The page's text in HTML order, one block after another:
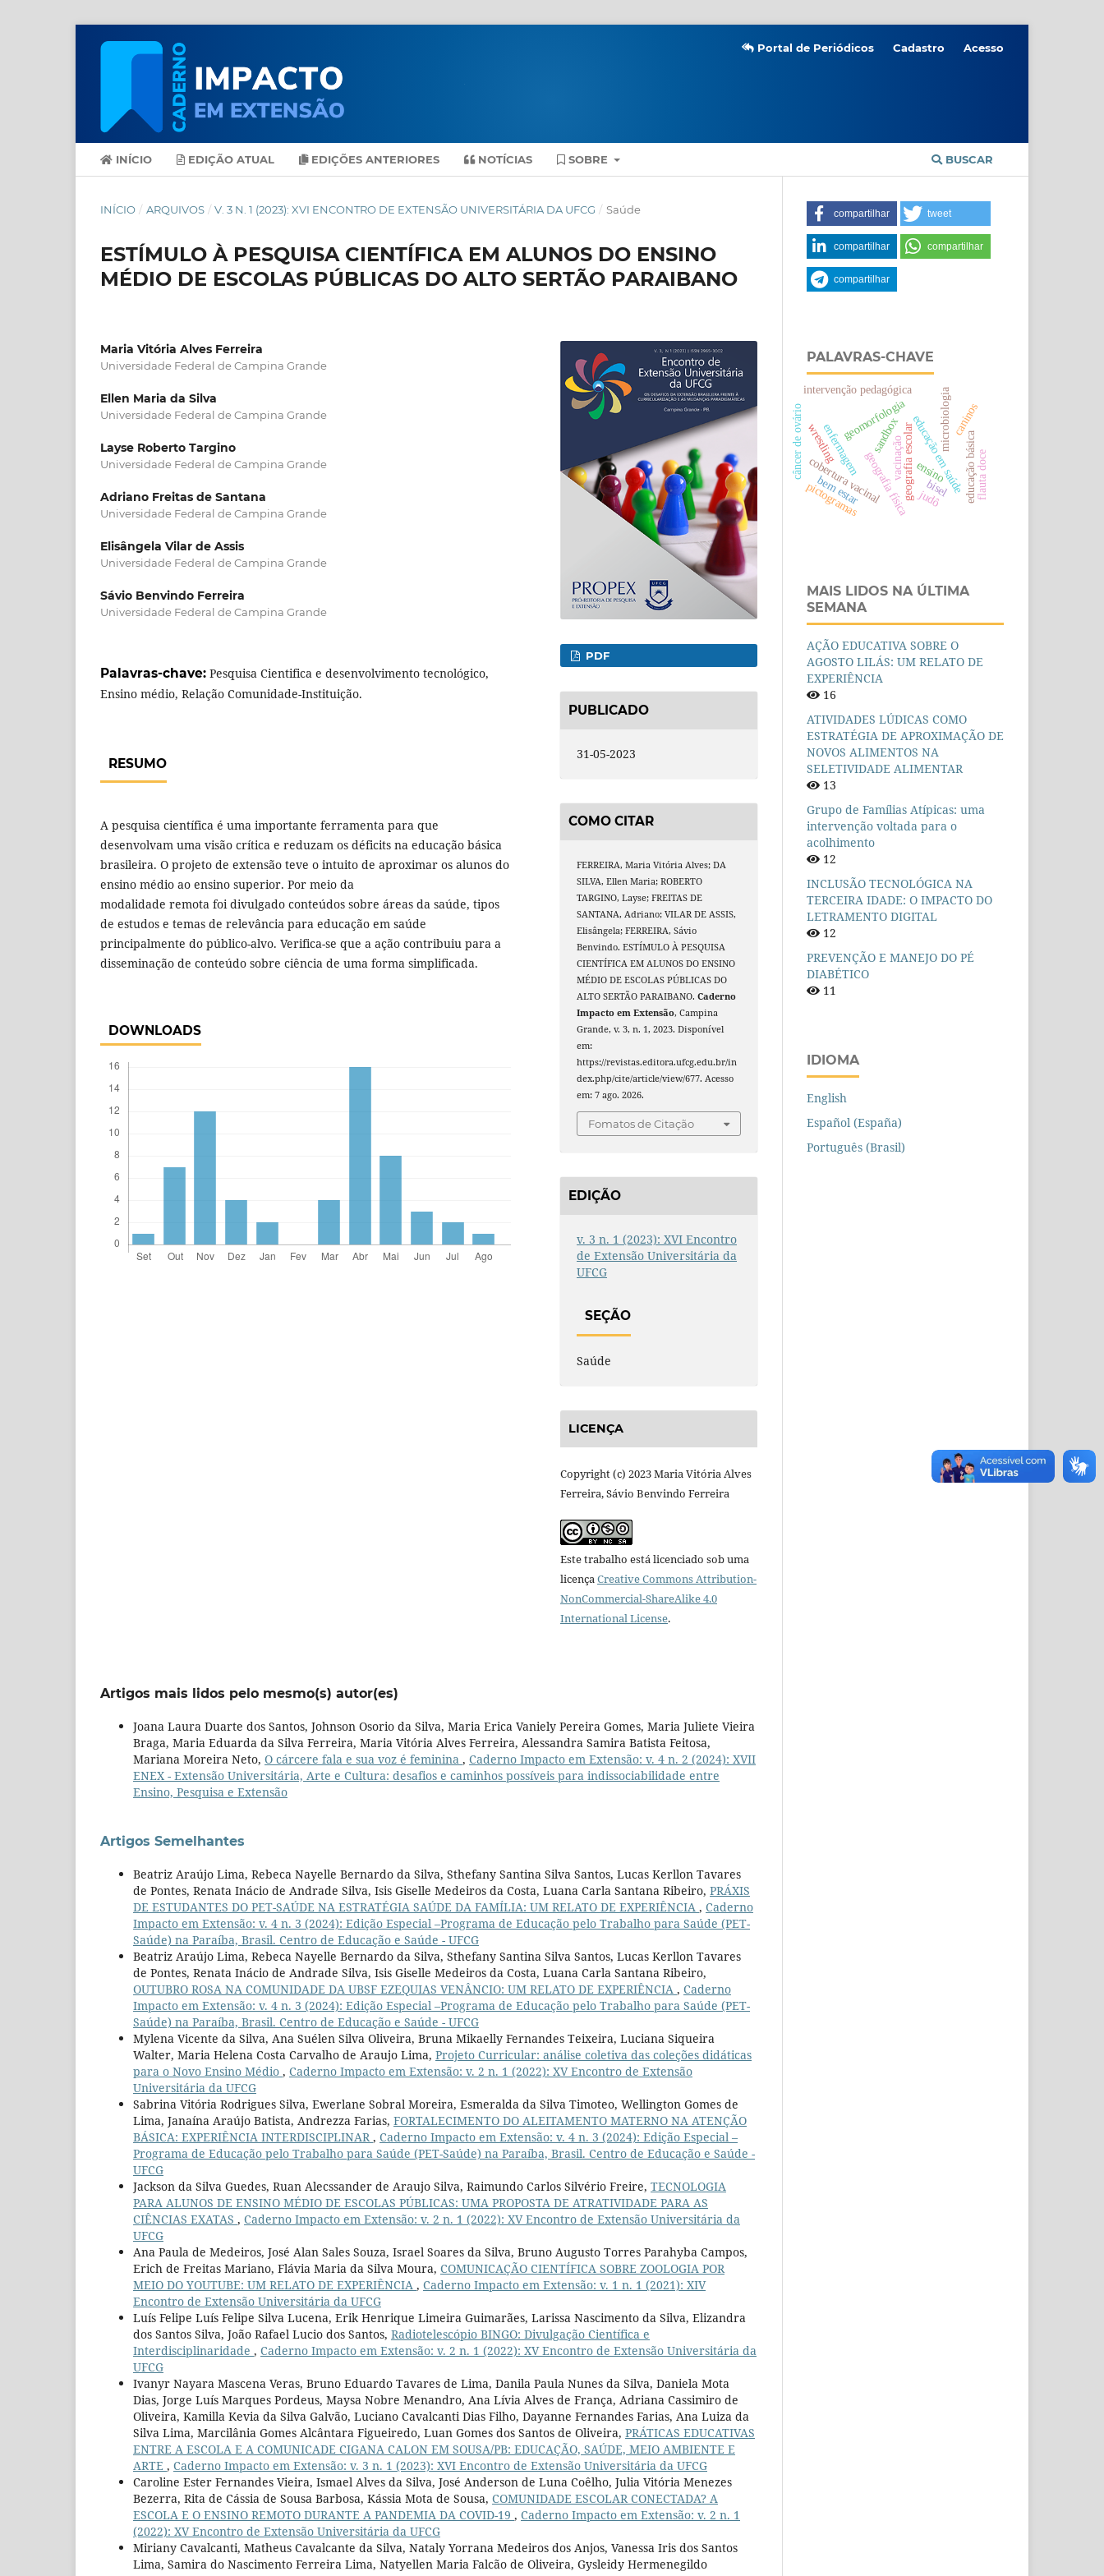
INÍCIO EDIÇÃO ATUAL EDIÇÕES ANTERIORES NOTÍCIAS SOBRE BUSCAR
Portal de Periódicos Cadastro Acesso
INÍCIO / ARQUIVOS / V. 3 N. 1 (2023): XVI ENCONTRO DE EXTENSÃO UNIVERSITÁRIA DA UFCG / Saúde
ESTÍMULO À PESQUISA CIENTÍFICA EM ALUNOS DO ENSINO
MÉDIO DE ESCOLAS PÚBLICAS DO ALTO SERTÃO PARAIBANO
Maria Vitória Alves Ferreira
Universidade Federal de Campina Grande
Ellen Maria da Silva
Universidade Federal de Campina Grande
Layse Roberto Targino
Universidade Federal de Campina Grande
Adriano Freitas de Santana
Universidade Federal de Campina Grande
Elisângela Vilar de Assis
Universidade Federal de Campina Grande
Sávio Benvindo Ferreira
Universidade Federal de Campina Grande
Palavras-chave: Pesquisa Cientifica e desenvolvimento tecnológico,
Ensino médio, Relação Comunidade-Instituição.
RESUMO
A pesquisa científica é uma importante ferramenta para que
desenvolvam uma visão crítica e reduzam os déficits na educação básica
brasileira. O projeto de extensão teve o intuito de aproximar os alunos do
ensino médio ao ensino superior. Por meio da
modalidade remota foi divulgado conteúdos sobre áreas da saúde, tipos
de estudos e temas de relevância para educação em saúde
principalmente do público-alvo. Verifica-se que a ação contribuiu para a
disseminação de conteúdo sobre ciência de uma forma simplificada.
DOWNLOADS
PDF
PUBLICADO
31-05-2023
COMO CITAR
FERREIRA, Maria Vitória Alves; DA
SILVA, Ellen Maria; ROBERTO
TARGINO, Layse; FREITAS DE
SANTANA, Adriano; VILAR DE ASSIS,
Elisângela; FERREIRA, Sávio
Benvindo. ESTÍMULO À PESQUISA
CIENTÍFICA EM ALUNOS DO ENSINO
MÉDIO DE ESCOLAS PÚBLICAS DO
ALTO SERTÃO PARAIBANO.Caderno
Impacto em Extensão, Campina
Grande, v. 3, n. 1, 2023. Disponível
em:
https://revistas.editora.ufcg.edu.br/in
dex.php/cite/article/view/677. Acesso
em: 7 ago. 2026.
Fomatos de Citação
EDIÇÃO
v. 3 n. 1 (2023): XVI Encontro
de Extensão Universitária da
UFCG
SEÇÃO
Saúde
LICENÇA
Copyright (c) 2023 Maria Vitória Alves
Ferreira, Sávio Benvindo Ferreira
Este trabalho está licenciado sob uma
licençaCreative Commons Attribution-
NonCommercial-ShareAlike 4.0
International License.
Artigos mais lidos pelo mesmo(s) autor(es)
Joana Laura Duarte dos Santos, Johnson Osorio da Silva, Maria Erica Vaniely Pereira Gomes, Maria Juliete Vieira
Braga, Maria Eduarda da Silva Ferreira, Maria Vitória Alves Ferreira, Alessandra Samira Batista Feitosa,
Mariana Moreira Neto, O cárcere fala e sua voz é feminina , Caderno Impacto em Extensão: v. 4 n. 2 (2024): XVII
ENEX - Extensão Universitária, Arte e Cultura: desafios e caminhos possíveis para indissociabilidade entre
Ensino, Pesquisa e Extensão
Artigos Semelhantes
Beatriz Araújo Lima, Rebeca Nayelle Bernardo da Silva, Sthefany Santina Silva Santos, Lucas Kerllon Tavares
de Pontes, Renata Inácio de Andrade Silva, Isis Giselle Medeiros da Costa, Luana Carla Santana Ribeiro, PRÁXIS
DE ESTUDANTES DO PET-SAÚDE NA ESTRATÉGIA SAÚDE DA FAMÍLIA: UM RELATO DE EXPERIÊNCIA , Caderno
Impacto em Extensão: v. 4 n. 3 (2024): Edição Especial –Programa de Educação pelo Trabalho para Saúde (PET-
Saúde) na Paraíba, Brasil. Centro de Educação e Saúde - UFCG
Beatriz Araújo Lima, Rebeca Nayelle Bernardo da Silva, Sthefany Santina Silva Santos, Lucas Kerllon Tavares
de Pontes, Renata Inácio de Andrade Silva, Isis Giselle Medeiros da Costa, Luana Carla Santana Ribeiro,
OUTUBRO ROSA NA COMUNIDADE DA UBSF EZEQUIAS VENÂNCIO: UM RELATO DE EXPERIÊNCIA , Caderno
Impacto em Extensão: v. 4 n. 3 (2024): Edição Especial –Programa de Educação pelo Trabalho para Saúde (PET-
Saúde) na Paraíba, Brasil. Centro de Educação e Saúde - UFCG
Mylena Vicente da Silva, Ana Suélen Silva Oliveira, Bruna Mikaelly Fernandes Teixeira, Luciana Siqueira
Walter, Maria Helena Costa Carvalho de Araujo Lima, Projeto Curricular: análise coletiva das coleções didáticas
para o Novo Ensino Médio , Caderno Impacto em Extensão: v. 2 n. 1 (2022): XV Encontro de Extensão
Universitária da UFCG
Sabrina Vitória Rodrigues Silva, Ewerlane Sobral Moreira, Esmeralda da Silva Timoteo, Wellington Gomes de
Lima, Janaína Araújo Batista, Andrezza Farias, FORTALECIMENTO DO ALEITAMENTO MATERNO NA ATENÇÃO
BÁSICA: EXPERIÊNCIA INTERDISCIPLINAR , Caderno Impacto em Extensão: v. 4 n. 3 (2024): Edição Especial –
Programa de Educação pelo Trabalho para Saúde (PET-Saúde) na Paraíba, Brasil. Centro de Educação e Saúde -
UFCG
Jackson da Silva Guedes, Ruan Alecssander de Araujo Silva, Raimundo Carlos Silvério Freire, TECNOLOGIA
PARA ALUNOS DE ENSINO MÉDIO DE ESCOLAS PÚBLICAS: UMA PROPOSTA DE ATRATIVIDADE PARA AS
CIÊNCIAS EXATAS , Caderno Impacto em Extensão: v. 2 n. 1 (2022): XV Encontro de Extensão Universitária da
UFCG
Ana Paula de Medeiros, José Alan Sales Souza, Israel Soares da Silva, Bruno Augusto Torres Parahyba Campos,
Erich de Freitas Mariano, Flávia Maria da Silva Moura, COMUNICAÇÃO CIENTÍFICA SOBRE ZOOLOGIA POR
MEIO DO YOUTUBE: UM RELATO DE EXPERIÊNCIA , Caderno Impacto em Extensão: v. 1 n. 1 (2021): XIV
Encontro de Extensão Universitária da UFCG
Luís Felipe Luís Felipe Silva Lucena, Erik Henrique Limeira Guimarães, Larissa Nascimento da Silva, Elizandra
dos Santos Silva, João Rafael Lucio dos Santos, Radiotelescópio BINGO: Divulgação Científica e
Interdisciplinaridade , Caderno Impacto em Extensão: v. 2 n. 1 (2022): XV Encontro de Extensão Universitária da
UFCG
Ivanyr Nayara Mascena Veras, Bruno Eduardo Tavares de Lima, Danila Paula Nunes da Silva, Daniela Mota
Dias, Jorge Luís Marques Pordeus, Maysa Nobre Menandro, Ana Lívia Alves de França, Adriana Cassimiro de
Oliveira, Kamilla Kevia da Silva Galvão, Luciano Cavalcanti Dias Filho, Dayanne Fernandes Farias, Ana Luiza da
Silva Lima, Marcilânia Gomes Alcântara Figueiredo, Luan Gomes dos Santos de Oliveira, PRÁTICAS EDUCATIVAS
ENTRE A ESCOLA E A COMUNICADE CIGANA CALON EM SOUSA/PB: EDUCAÇÃO, SAÚDE, MEIO AMBIENTE E
ARTE , Caderno Impacto em Extensão: v. 3 n. 1 (2023): XVI Encontro de Extensão Universitária da UFCG
Caroline Ester Fernandes Vieira, Ismael Alves da Silva, José Anderson de Luna Coêlho, Julia Vitória Menezes
Bezerra, Rita de Cássia de Sousa Barbosa, Kássia Mota de Sousa, COMUNIDADE ESCOLAR CONECTADA? A
ESCOLA E O ENSINO REMOTO DURANTE A PANDEMIA DA COVID-19 , Caderno Impacto em Extensão: v. 2 n. 1
(2022): XV Encontro de Extensão Universitária da UFCG
Miriany Cavalcanti, Matheus Cavalcante da Silva, Nataly Yorrana Medeiros dos Anjos, Vanessa Iris dos Santos
Lima, Samira do Nascimento Ferreira Lima, Natyellen Maria Falcão de Oliveira, Gysleidy Hermenegildo
compartilhar tweet
compartilhar compartilhar
compartilhar
PALAVRAS-CHAVE
geografia física
geomorfologia
geografia escolar
sandbox
cobertura vacinal educação em saúde
enfermagem vacinação
microbiologia
intervenção pedagógica
ensino educação básica
bisel flauta doce
bem estar
pictogramas
câncer de ovário
judô
wrestling
caninos
MAIS LIDOS NA ÚLTIMA
SEMANA
AÇÃO EDUCATIVA SOBRE O
AGOSTO LILÁS: UM RELATO DE
EXPERIÊNCIA
16
ATIVIDADES LÚDICAS COMO
ESTRATÉGIA DE APROXIMAÇÃO DE
NOVOS ALIMENTOS NA
SELETIVIDADE ALIMENTAR
13
Grupo de Famílias Atípicas: uma
intervenção voltada para o
acolhimento
12
INCLUSÃO TECNOLÓGICA NA
TERCEIRA IDADE: O IMPACTO DO
LETRAMENTO DIGITAL
12
PREVENÇÃO E MANEJO DO PÉ
DIABÉTICO
11
IDIOMA
English
Español (España)
Português (Brasil)